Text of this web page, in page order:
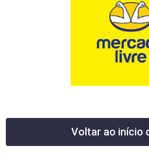
Voltar ao início